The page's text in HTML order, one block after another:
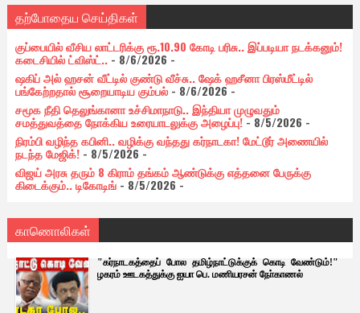
தற்போதைய செய்திகள்
குப்பையில் வீசிய லாட்டரிக்கு ரூ.10.90 கோடி பரிசு.. இப்படியா நடக்கனும்!
கடைசியில் ட்விஸ்ட்..- 8/6/2026 -
ஷகிப் அல் ஹசன் வீட்டில் குண்டு வீச்சு.. ஷேக் ஹசீனா பிரஸ்மீட்டில்
பங்கேற்றதால் சூறையாடிய கும்பல்- 8/6/2026-
சமூக நீதி தெலுங்கானா உச்சிமாநாடு.. இந்தியா முழுவதும்
சமத்துவத்தை நோக்கிய உரையாடலுக்கு அழைப்பு!- 8/5/2026 -
நிரம்பி வழிந்த கபினி.. வழிக்கு வந்தது கர்நாடகா! மேட்டூர் அணையில்
நடந்த மேஜிக்!- 8/5/2026 -
விஜய் அரசு தரும் 8 கிராம் தங்கம் ஆண்டுக்கு எத்தனை பேருக்கு
கிடைக்கும்.. டிகோடிங்- 8/5/2026 -
காணொலிகள்
"கர்நாடகத்தைப் போல தமிழ்நாட்டுக்குக் கொடி வேண்டும்!"
ழகரம் ஊடகத்துக்கு ஐயா பெ. மணியரசன் நோ்காணல்